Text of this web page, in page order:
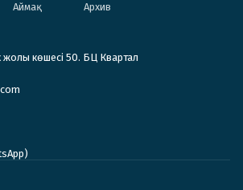
Аймақ Архив
көшесі 50. БЦ Квартал